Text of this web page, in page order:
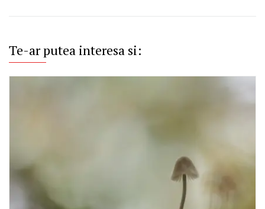
Te-ar putea interesa si: